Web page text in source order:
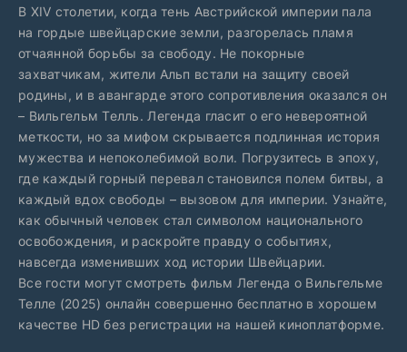
В XIV столетии, когда тень Австрийской империи пала
на гордые швейцарские земли, разгорелась пламя
отчаянной борьбы за свободу. Не покорные
захватчикам, жители Альп встали на защиту своей
родины, и в авангарде этого сопротивления оказался он
– Вильгельм Телль. Легенда гласит о его невероятной
меткости, но за мифом скрывается подлинная история
мужества и непоколебимой воли. Погрузитесь в эпоху,
где каждый горный перевал становился полем битвы, а
каждый вдох свободы – вызовом для империи. Узнайте,
как обычный человек стал символом национального
освобождения, и раскройте правду о событиях,
навсегда изменивших ход истории Швейцарии.
Все гости могут смотреть фильм Легенда о Вильгельме
Телле (2025) онлайн совершенно бесплатно в хорошем
качестве HD без регистрации на нашей киноплатформе.